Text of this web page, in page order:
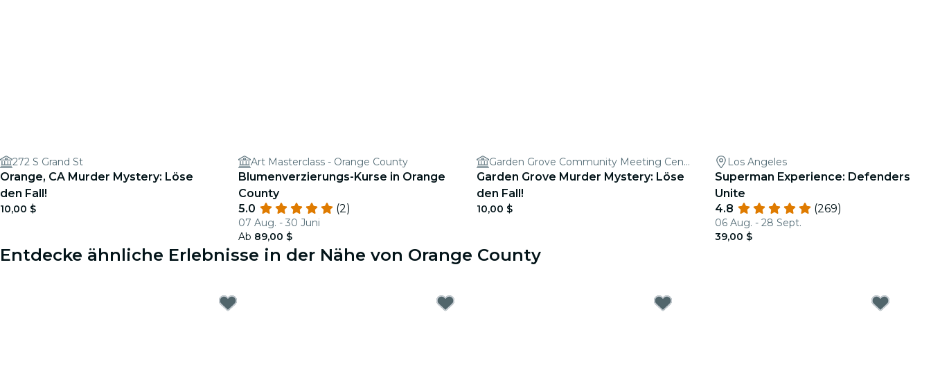
272 S Grand St
Orange, CA Murder Mystery: Löse
den Fall!
10,00 $
Art Masterclass - Orange County
Blumenverzierungs-Kurse in Orange
County
5.0
(2)
07 Aug. - 30 Juni
Ab 89,00 $
Garden Grove Community Meeting Center
Garden Grove Murder Mystery: Löse
den Fall!
10,00 $
Los Angeles
Superman Experience: Defenders
Unite
4.8
(269)
06 Aug. - 28 Sept.
39,00 $
Entdecke ähnliche Erlebnisse in der Nähe von Orange County